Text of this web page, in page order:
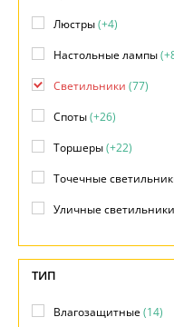
Установка
Дизайнерам
Бренды
Люстры(+4)
Настольные лампы
Светильники (77)
Споты(+26)
Торшеры(+22)
Точечные
Уличные светильники
ТИП
Влагозащитные(14)